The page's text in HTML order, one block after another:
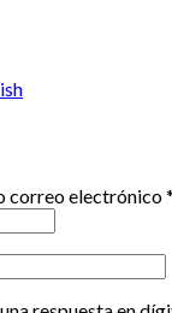
correo electrónico*